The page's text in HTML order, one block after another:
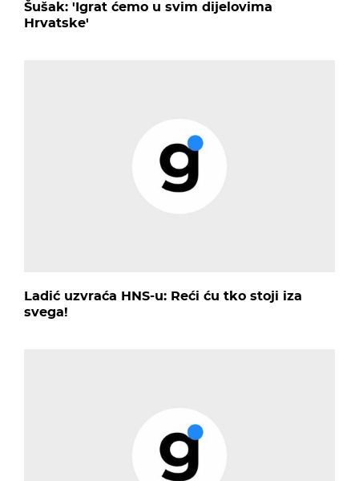
Šušak: 'Igrat ćemo u svim dijelovima
Hrvatske'
Ladić uzvraća HNS-u: Reći ću tko stoji iza
svega!